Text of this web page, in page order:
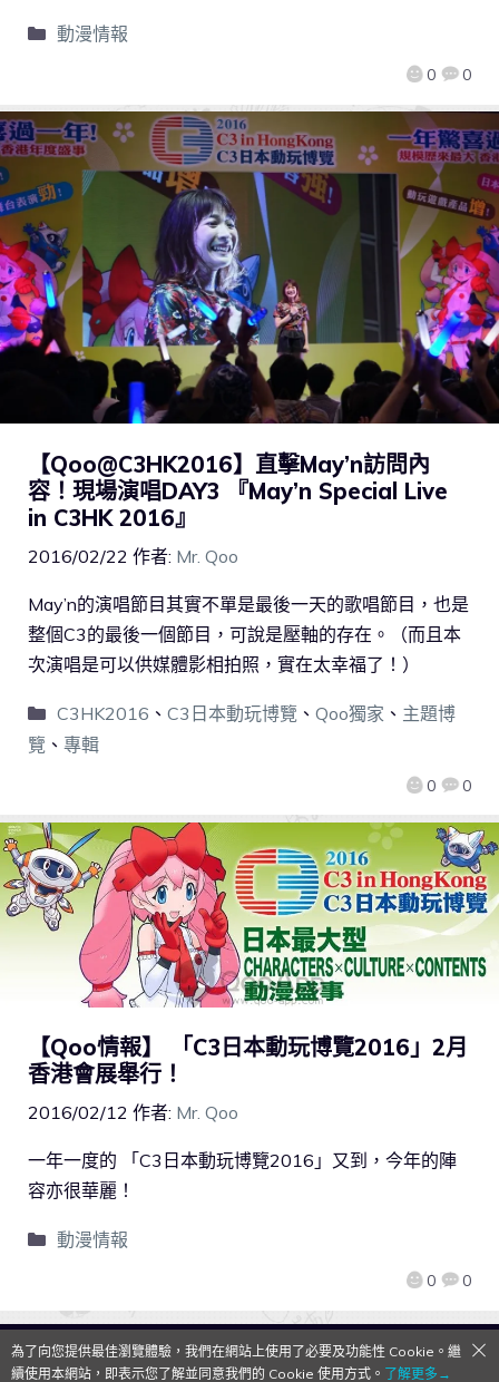
0 0
動漫情報
【Qoo@C3HK2016】直擊May’n訪問內
容！現場演唱DAY3 『May’n Special Live
in C3HK 2016』
2016/02/22 作者: Mr. Qoo
0 0
May’n的演唱節目其實不單是最後一天的歌唱節目，也是
整個C3的最後一個節目，可說是壓軸的存在。（而且本
次演唱是可以供媒體影相拍照，實在太幸福了！）
C3HK2016 、 C3日本動玩博覽 、 Qoo獨家 、 主題博
覽 、 專輯
【Qoo情報】 「C3日本動玩博覽2016」2月
香港會展舉行！
2016/02/12 作者: Mr. Qoo
0 0
一年一度的 「C3日本動玩博覽2016」又到，今年的陣
容亦很華麗！
動漫情報
QooApp Limited © 2026
為了向您提供最佳瀏覽體驗，我們在網站上使用了必要及功能性 Cookie。繼
續使用本網站，即表示您了解並同意我們的 Cookie 使用方式。 了解更多→